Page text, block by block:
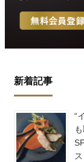
新着記事
“